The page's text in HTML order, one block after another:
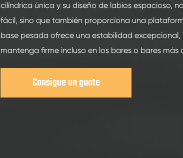
cilíndrica única y su diseño de labios espacioso,
fácil, sino que también proporciona una
base pesada ofrece una estabilidad
mantenga firme incluso en los bares o bares más
Consigue un guote